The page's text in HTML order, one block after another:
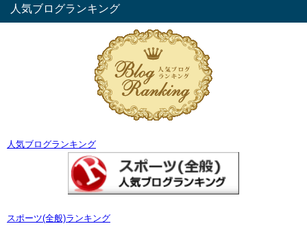
人気ブログランキング
人気ブログランキング
スポーツ(全般)ランキング